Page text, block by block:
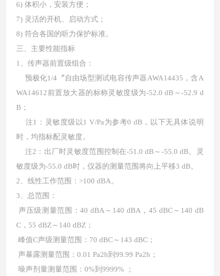
6) 体积小，安装方便；
7) 灵活的开机、启动方式；
8) 符合各国的听力保护标准。
三、主要性能指标
1、传声器前置级组合：
预极化1/4〞自由场型测试电容传声器AWA14435，含A
WA14612前置放大器的标称灵敏度级为-52.0 dB～-52.9 d
B；
注1：灵敏度级以1 V/Pa为参考0 dB，以下无具体说明
时，均指标配灵敏度。
注2：出厂时灵敏度范围控制在-51.0 dB～-55.0 dB。灵
敏度级为-55.0 dB时，仪器的测量范围将向上平移3 dB。
2、线性工作范围：>100 dBA。
3、总范围：
声压级测量范围：40 dBA～140 dBA，45 dBC～140 dB
C，55 dBZ～140 dBZ；
峰值C声级测量范围：70 dBC～143 dBC；
声暴露测量范围：0.01 Pa2h到99.99 Pa2h；
噪声剂量测量范围：0%到9999% ；